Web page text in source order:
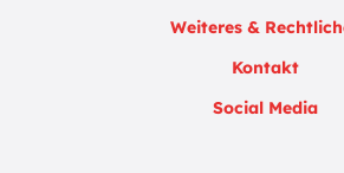
Weiteres &
Kontakt
Social Media